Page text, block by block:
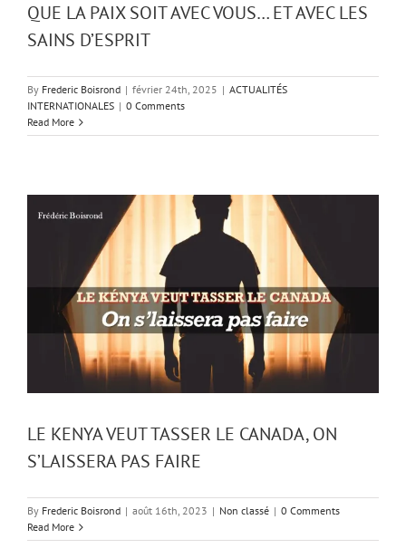
QUE LA PAIX SOIT AVEC VOUS… ET AVEC LES
SAINS D’ESPRIT
By Frederic Boisrond | février 24th, 2025 | ACTUALITÉS
INTERNATIONALES | 0 Comments
Read More
LE KENYA VEUT TASSER LE CANADA, ON
S’LAISSERA PAS FAIRE
By Frederic Boisrond | août 16th, 2023 | Non classé | 0 Comments
Read More